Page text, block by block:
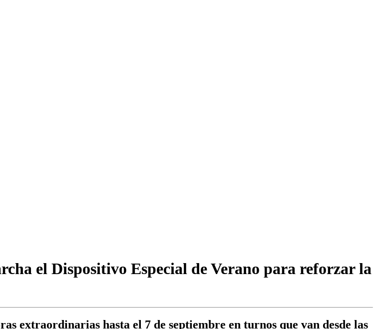
el Dispositivo Especial de Verano para reforzar la
extraordinarias hasta el 7 de septiembre en turnos que van desde las